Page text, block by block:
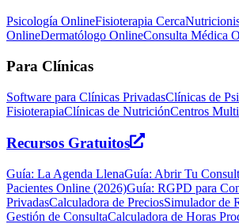
Psicología OnlineFisioterapia Cerca
OnlineDermatólogo OnlineConsulta Médica
Para Clínicas
Software para Clínicas PrivadasClínicas de
FisioterapiaClínicas de NutriciónCentros
Recursos Gratuitos
Guía: La Agenda LlenaGuía: Abrir Tu
Pacientes Online (2026)Guía: RGPD para
PrivadasCalculadora de PreciosSimulador de
Gestión de ConsultaCalculadora de Horas